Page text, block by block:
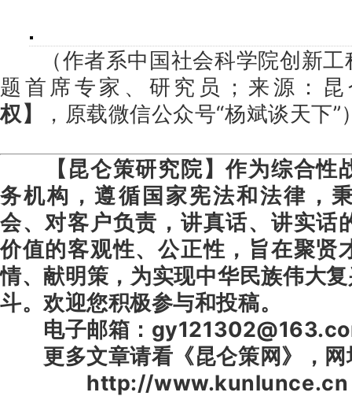
（作者系中国社会科学院创新工
题首席专家、研究员；来源：
权】
， 原载微信公众号“杨斌谈天下”
【昆仑策研究院】作为综合性
务机构，遵循国家宪法和法律，
会、对客户负责，讲真话、讲实话
价值的客观性、公正性，旨在聚贤
情、献明策，为实现中华民族伟大
斗。欢迎您积极参与和投稿。
电子邮箱：
更多文章请看《昆仑策网》，网
http://www.kunlunce.cn